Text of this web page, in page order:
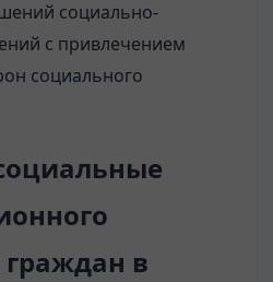
социально-
с привлечением
социального
граждан в